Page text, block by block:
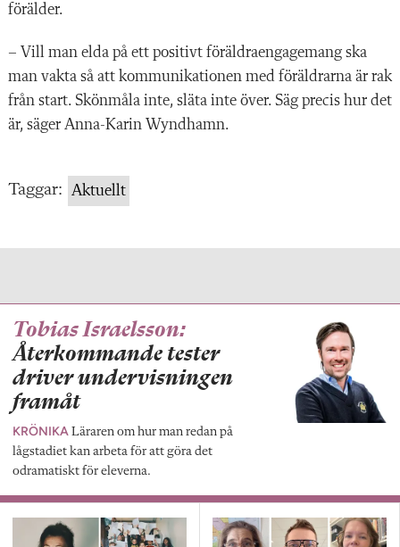
förälder.
– Vill man elda på ett positivt föräldraengagemang ska
man vakta så att kommunikationen med föräldrarna är rak
från start. Skönmåla inte, släta inte över. Säg precis hur det
är, säger Anna-Karin Wyndhamn.
Taggar: Aktuellt
Tobias Israelsson:
Återkommande tester
driver undervisningen
framåt
KRÖNIKA Läraren om hur man redan på
lågstadiet kan arbeta för att göra det
odramatiskt för eleverna.